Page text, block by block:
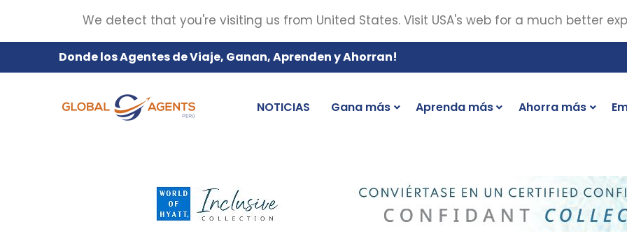
Donde los Agentes de Viaje, Ganan, Aprenden y Ahorran!
NOTICIAS Gana más Aprenda más Ahorra más
We detect that you're visiting us from United States. Visit USA's web for a much better